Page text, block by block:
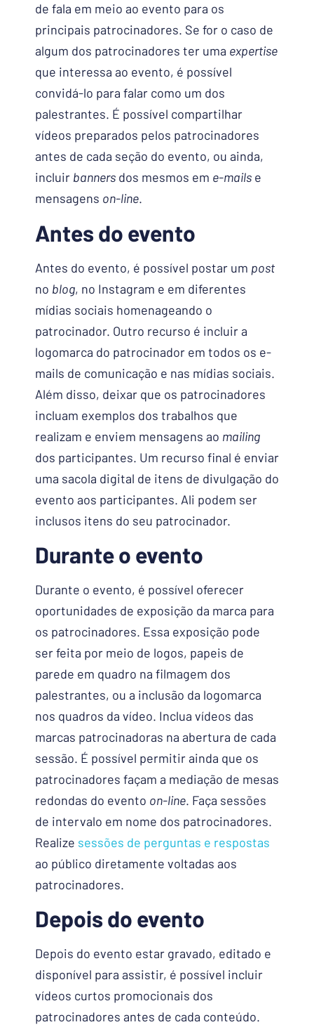
de fala em meio ao evento para os
principais patrocinadores. Se for o caso de
algum dos patrocinadores ter uma expertise
que interessa ao evento, é possível
convidá-lo para falar como um dos
palestrantes. É possível compartilhar
vídeos preparados pelos patrocinadores
antes de cada seção do evento, ou ainda,
incluir banners dos mesmos em e-mails e
mensagens on-line.
Antes do evento
Antes do evento, é possível postar um post
no blog, no Instagram e em diferentes
mídias sociais homenageando o
patrocinador. Outro recurso é incluir a
logomarca do patrocinador em todos os e-
mails de comunicação e nas mídias sociais.
Além disso, deixar que os patrocinadores
incluam exemplos dos trabalhos que
realizam e enviem mensagens ao mailing
dos participantes. Um recurso final é enviar
uma sacola digital de itens de divulgação do
evento aos participantes. Ali podem ser
inclusos itens do seu patrocinador.
Durante o evento
Durante o evento, é possível oferecer
oportunidades de exposição da marca para
os patrocinadores. Essa exposição pode
ser feita por meio de logos, papeis de
parede em quadro na filmagem dos
palestrantes, ou a inclusão da logomarca
nos quadros da vídeo. Inclua vídeos das
marcas patrocinadoras na abertura de cada
sessão. É possível permitir ainda que os
patrocinadores façam a mediação de mesas
redondas do evento on-line. Faça sessões
de intervalo em nome dos patrocinadores.
Realize sessões de perguntas e respostas
ao público diretamente voltadas aos
patrocinadores.
Depois do evento
Depois do evento estar gravado, editado e
disponível para assistir, é possível incluir
vídeos curtos promocionais dos
patrocinadores antes de cada conteúdo.